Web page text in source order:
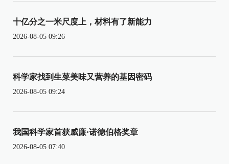
十亿分之一米尺度上，材料有了新能力
2026-08-05 09:26
科学家找到生菜美味又营养的基因密码
2026-08-05 09:24
我国科学家首获威廉·诺德伯格奖章
2026-08-05 07:40